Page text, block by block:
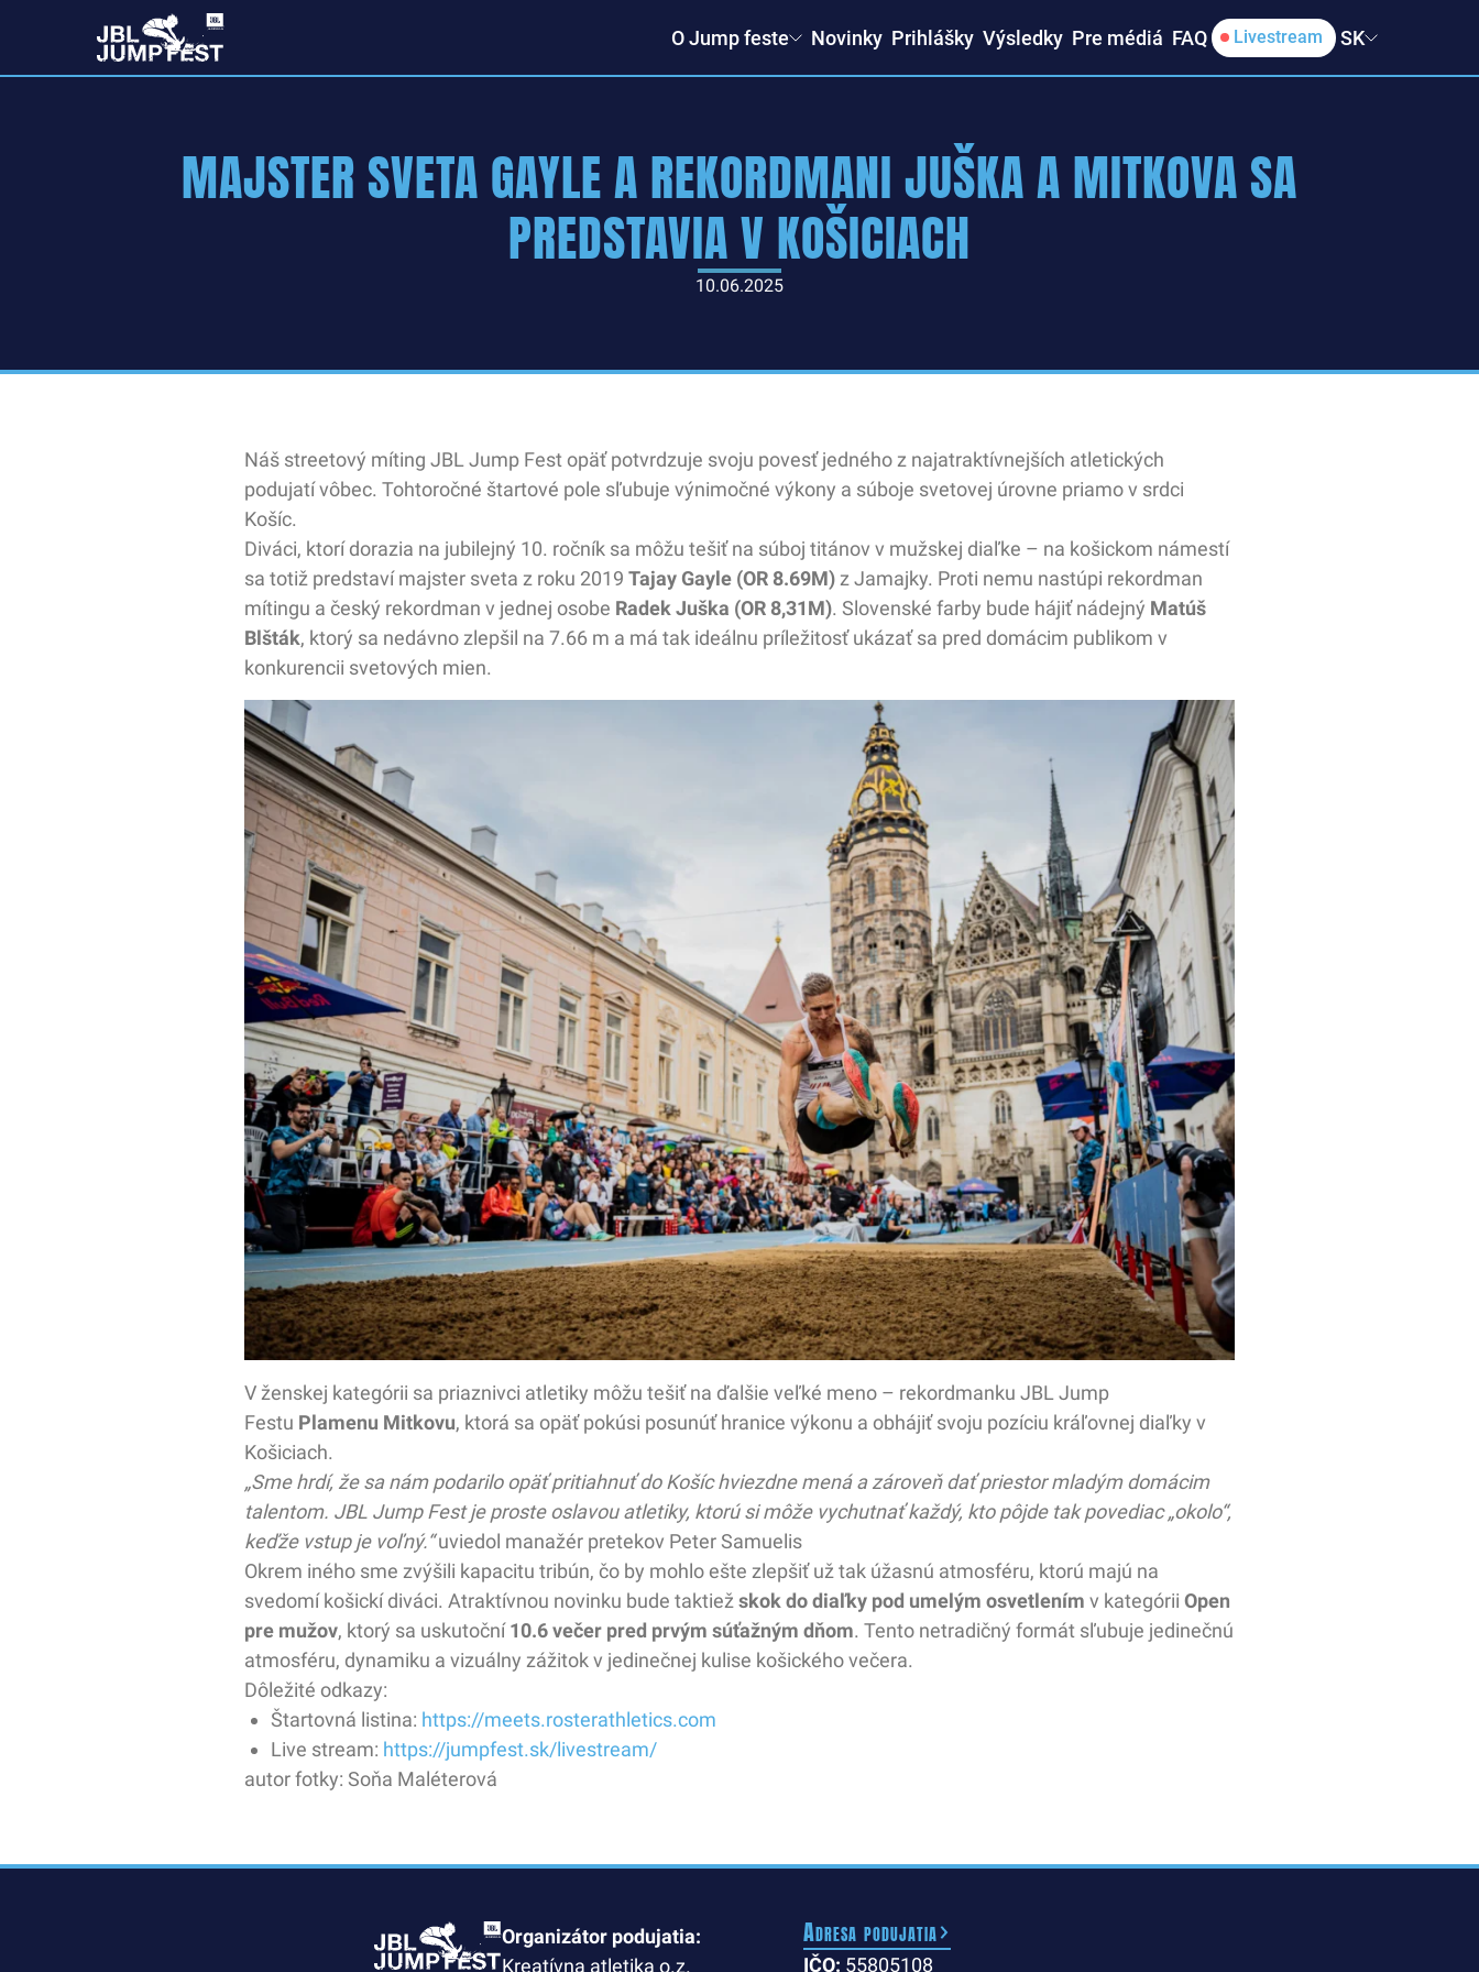
O Jump feste Novinky Prihlášky Výsledky Pre médiá FAQ Livestream SK
MAJSTER SVETA GAYLE A REKORDMANI JUŠKA A MITKOVA SA
PREDSTAVIA V KOŠICIACH
10.06.2025
Náš streetový míting JBL Jump Fest opäť potvrdzuje svoju povesť jedného z najatraktívnejších atletických
podujatí vôbec. Tohtoročné štartové pole sľubuje výnimočné výkony a súboje svetovej úrovne priamo v srdci
Košíc.
Diváci, ktorí dorazia na jubilejný 10. ročník sa môžu tešiť na súboj titánov v mužskej diaľke – na košickom námestí
sa totiž predstaví majster sveta z roku 2019 Tajay Gayle (OR 8.69M) z Jamajky. Proti nemu nastúpi rekordman
mítingu a český rekordman v jednej osobe Radek Juška (OR 8,31M). Slovenské farby bude hájiť nádejný Matúš
Blšták, ktorý sa nedávno zlepšil na 7.66 m a má tak ideálnu príležitosť ukázať sa pred domácim publikom v
konkurencii svetových mien.
V ženskej kategórii sa priaznivci atletiky môžu tešiť na ďalšie veľké meno – rekordmanku JBL Jump
Festu Plamenu Mitkovu, ktorá sa opäť pokúsi posunúť hranice výkonu a obhájiť svoju pozíciu kráľovnej diaľky v
Košiciach.
„Sme hrdí, že sa nám podarilo opäť pritiahnuť do Košíc hviezdne mená a zároveň dať priestor mladým domácim
talentom. JBL Jump Fest je proste oslavou atletiky, ktorú si môže vychutnať každý, kto pôjde tak povediac „okolo“,
keďže vstup je voľný.“uviedol manažér pretekov Peter Samuelis
Okrem iného sme zvýšili kapacitu tribún, čo by mohlo ešte zlepšiť už tak úžasnú atmosféru, ktorú majú na
svedomí košickí diváci. Atraktívnou novinku bude taktiežskok do diaľky pod umelým osvetlením v kategórii Open
pre mužov, ktorý sa uskutoční10.6večer pred prvým súťažným dňom. Tento netradičný formát sľubuje jedinečnú
atmosféru, dynamiku a vizuálny zážitok v jedinečnej kulise košického večera.
Dôležité odkazy:
Štartovná listina: https://meets.rosterathletics.com
Live stream: https://jumpfest.sk/livestream/
autor fotky: Soňa Maléterová
Organizátor podujatia:
Kreatívna atletika o.z.
IČO: 55805108
Adresa podujatia